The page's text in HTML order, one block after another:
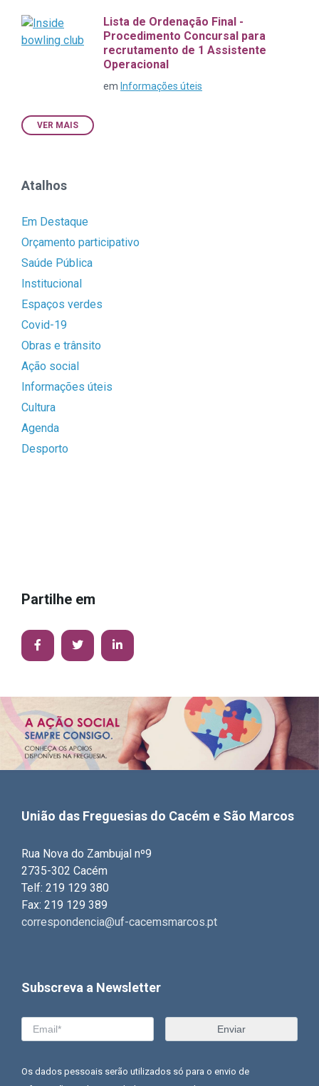
Lista de Ordenação Final -
Procedimento Concursal para
recrutamento de 1 Assistente
Operacional
em Informações úteis
VER MAIS
Atalhos
Em Destaque
Orçamento participativo
Saúde Pública
Institucional
Espaços verdes
Covid-19
Obras e trânsito
Ação social
Informações úteis
Cultura
Agenda
Desporto
Partilhe em
União das Freguesias do Cacém e São Marcos
Rua Nova do Zambujal nº9
2735-302 Cacém
Telf: 219 129 380
Fax: 219 129 389
correspondencia@uf-cacemsmarcos.pt
Subscreva a Newsletter
Os dados pessoais serão utilizados só para o envio de